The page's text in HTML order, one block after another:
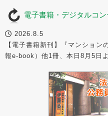
電子書籍・デジタルコ
2026.8.5
【電子書籍新刊】『マンショ
報e-book）他1冊、本日8月5日